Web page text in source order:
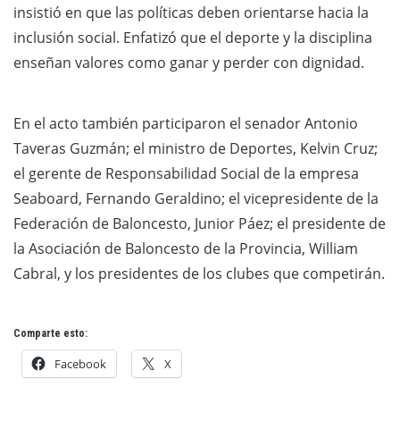
insistió en que las políticas deben orientarse hacia la
inclusión social. Enfatizó que el deporte y la disciplina
enseñan valores como ganar y perder con dignidad.
En el acto también participaron el senador Antonio
Taveras Guzmán; el ministro de Deportes, Kelvin Cruz;
el gerente de Responsabilidad Social de la empresa
Seaboard, Fernando Geraldino; el vicepresidente de la
Federación de Baloncesto, Junior Páez; el presidente de
la Asociación de Baloncesto de la Provincia, William
Cabral, y los presidentes de los clubes que competirán.
Comparte esto:
Facebook X